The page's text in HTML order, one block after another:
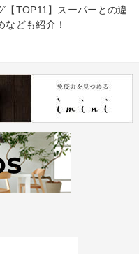
【TOP11】スーパーとの違
なども紹介！